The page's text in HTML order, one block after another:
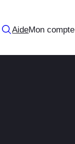
AideMon compte